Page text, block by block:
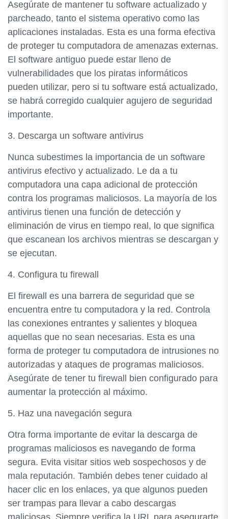
Asegúrate de mantener tu software actualizado y
parcheado, tanto el sistema operativo como las
aplicaciones instaladas. Esta es una forma efectiva
de proteger tu computadora de amenazas externas.
El software antiguo puede estar lleno de
vulnerabilidades que los piratas informáticos
pueden utilizar, pero si tu software está actualizado,
se habrá corregido cualquier agujero de seguridad
importante.
3. Descarga un software antivirus
Nunca subestimes la importancia de un software
antivirus efectivo y actualizado. Le da a tu
computadora una capa adicional de protección
contra los programas maliciosos. La mayoría de los
antivirus tienen una función de detección y
eliminación de virus en tiempo real, lo que significa
que escanean los archivos mientras se descargan y
se ejecutan.
4. Configura tu firewall
El firewall es una barrera de seguridad que se
encuentra entre tu computadora y la red. Controla
las conexiones entrantes y salientes y bloquea
aquellas que no sean necesarias. Esta es una
forma de proteger tu computadora de intrusiones no
autorizadas y ataques de programas maliciosos.
Asegúrate de tener tu firewall bien configurado para
aumentar la protección al máximo.
5. Haz una navegación segura
Otra forma importante de evitar la descarga de
programas maliciosos es navegando de forma
segura. Evita visitar sitios web sospechosos y de
mala reputación. También debes tener cuidado al
hacer clic en los enlaces, ya que algunos pueden
ser trampas para llevar a cabo descargas
maliciosas. Siempre verifica la URL para asegurarte